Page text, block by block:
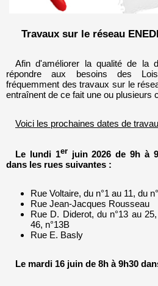
Travaux sur le réseau
Afin d'améliorer la qualité de la
répondre aux besoins des
fréquemment des travaux sur le
entraînent de ce fait une ou plusieurs
Voici les prochaines dates de
Le lundi 1erjuin 2026 de 9h à
dans les rues suivantes :
Rue Voltaire, du n°1 au 11, du
Rue Jean-Jacques Rousseau
Rue D. Diderot, du n°13 au
46, n°13B
Rue E. Basly
Le mardi 16 juin de 8h à 9h30